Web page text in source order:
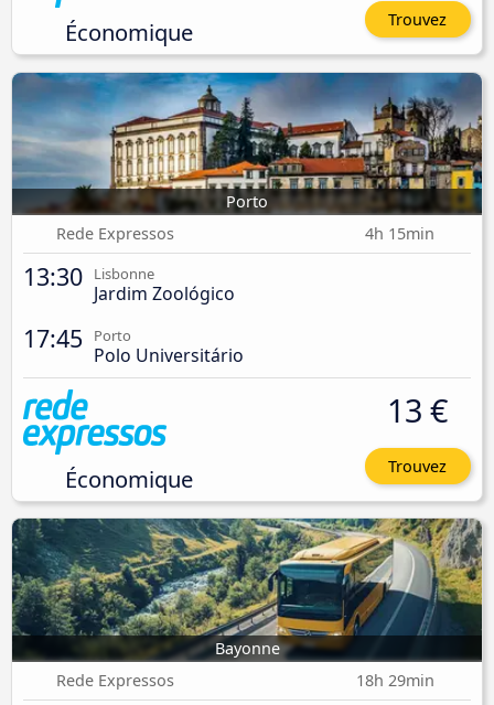
Économique Trouvez
Porto
Rede Expressos
4h 15min
13:30 Lisbonne
Jardim Zoológico
17:45 Porto
Polo Universitário
Économique
13 €
Trouvez
Bayonne
Rede Expressos
18h 29min